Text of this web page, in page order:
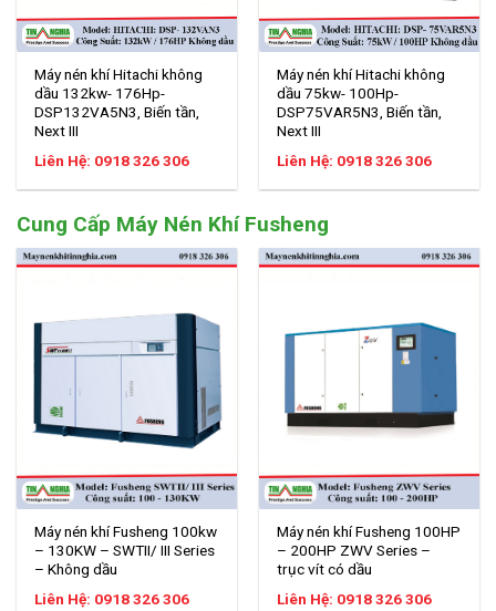
Máy nén khí Hitachi không
dầu 132kw- 176Hp-
DSP132VA5N3, Biến tần,
Next III
Liên Hệ: 0918 326 306
Máy nén khí Hitachi không
dầu 75kw- 100Hp-
DSP75VAR5N3, Biến tần,
Next III
Liên Hệ: 0918 326 306
Cung Cấp Máy Nén Khí Fusheng
Máy nén khí Fusheng 100kw
– 130KW – SWTII/ III Series
– Không dầu
Liên Hệ: 0918 326 306
Máy nén khí Fusheng 100HP
– 200HP ZWV Series –
trục vít có dầu
Liên Hệ: 0918 326 306